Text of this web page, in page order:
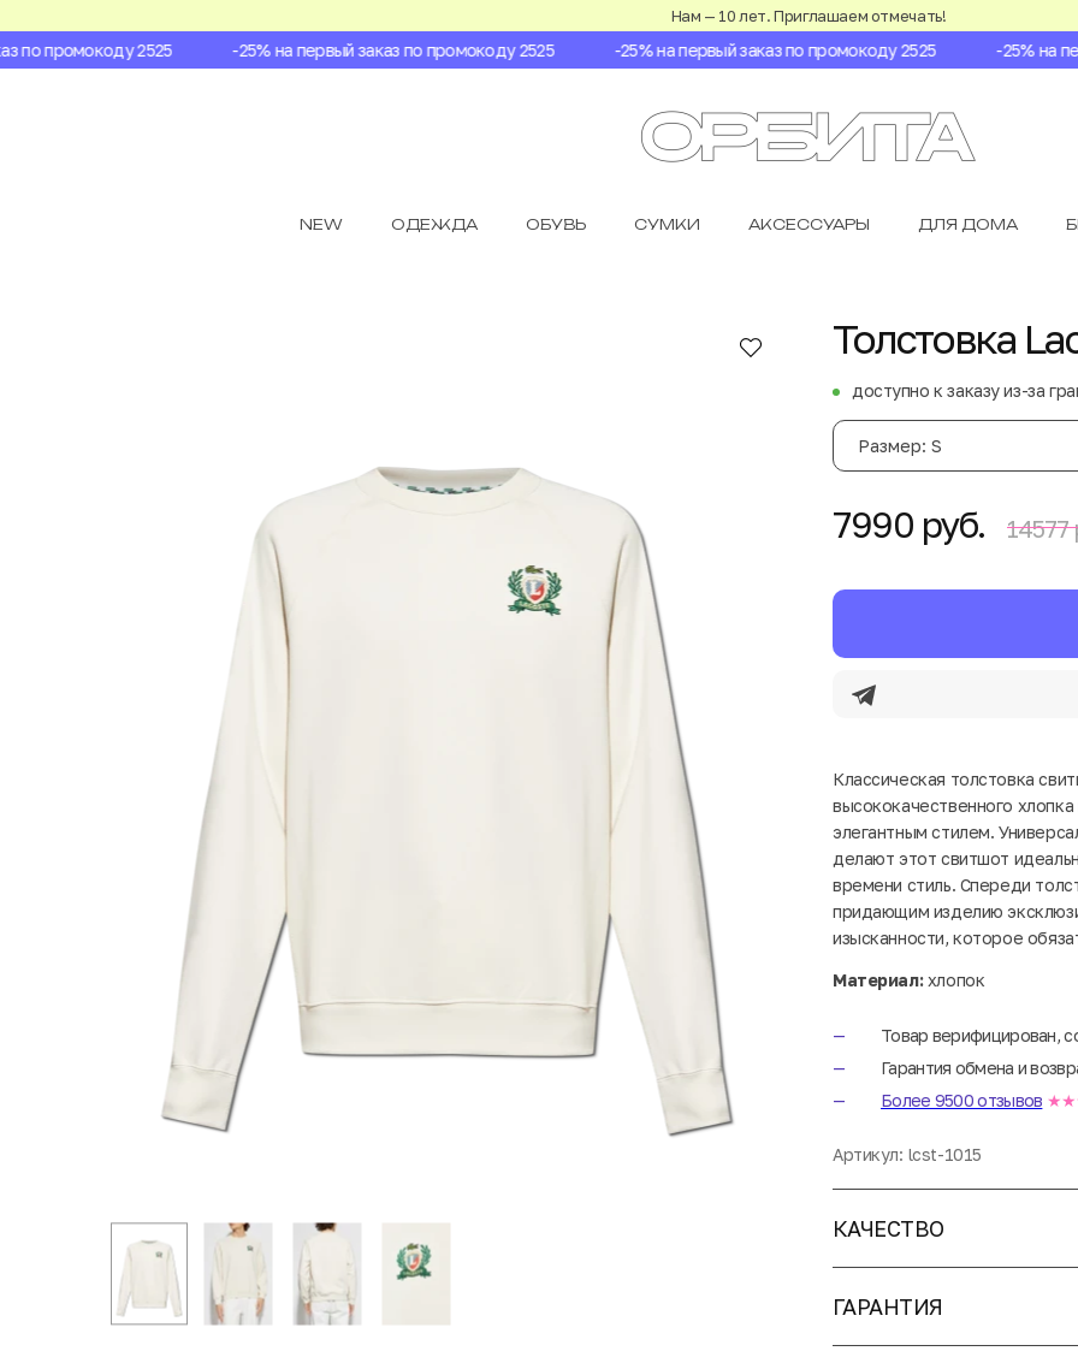
Нам — 10 лет. Приглашаем отмечать!
по промокоду 2525 -25% на первый заказ по промокоду 2525 -25% на первый заказ по промокоду 2525 -25% на
NEW ОДЕЖДА ОБУВЬ СУМКИ АКСЕССУАРЫ ДЛЯ ДОМА
Толстовка
доступно к заказу из-за
Размер: S
7990 руб. 14577
Классическая толстовка
высококачественного
элегантным стилем.
делают этот свитшот
времени стиль. Спереди
придающим изделию
изысканности, которое
Материал:хлопок
Товар верифицирован,
Гарантия обмена и
Более 9500 отзывов
Артикул: lcst-1015
КАЧЕСТВО
ГАРАНТИЯ